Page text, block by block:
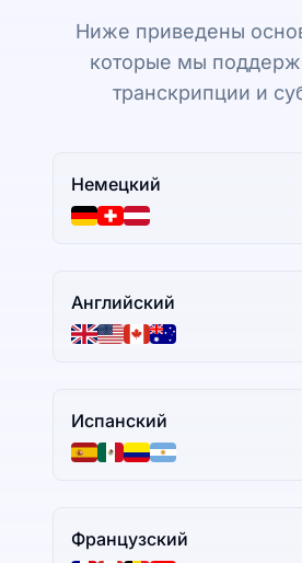
Ниже приведены
которые мы
транскрипции и
Немецкий
Английский
Испанский
Французский